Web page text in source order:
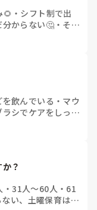
🌻 ・ シフト制で出
分からない🤔・ その
飲んでいる ・ マウ
ラシでケアをしっか
？
・31人～60人 ・ 61
い、土曜保育はな